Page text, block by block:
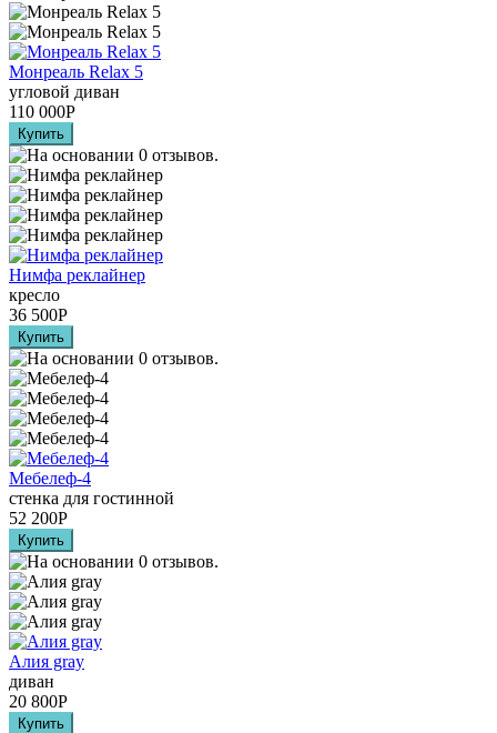
Монреаль Relax 5
угловой диван
110 000Р
Нимфа реклайнер
кресло
36 500Р
Мебелеф-4
стенка для гостинной
52 200Р
Алия grаy
диван
20 800Р